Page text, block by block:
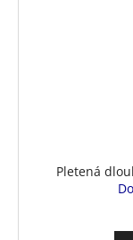
Pletená